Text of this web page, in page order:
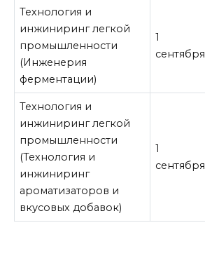
Технология и
инжиниринг легкой
промышленности
(Инженерия
ферментации)
1
сентября
Технология и
инжиниринг легкой
промышленности
(Технология и
инжиниринг
ароматизаторов и
вкусовых добавок)
1
сентября